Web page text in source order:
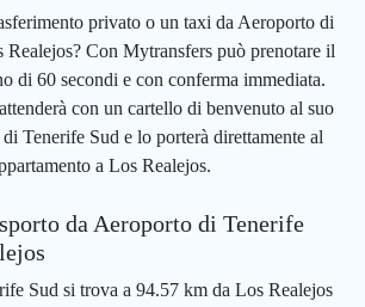
privato o un taxi da Aeroporto di
Realejos? Con Mytransfers può prenotare il
di 60 secondi e con conferma immediata.
con un cartello di benvenuto al suo
Tenerife Sud e lo porterà direttamente al
a Los Realejos.
da Aeroporto di Tenerife
Sud si trova a 94.57 km da Los Realejos